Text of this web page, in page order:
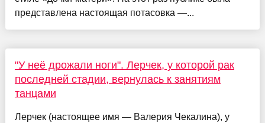
представлена настоящая потасовка —...
"У неё дрожали ноги". Лерчек, у которой рак
последней стадии, вернулась к занятиям
танцами
Лерчек (настоящее имя — Валерия Чекалина), у